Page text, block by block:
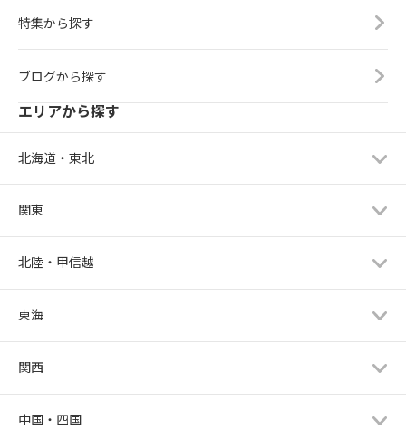
特集から探す
ブログから探す
エリアから探す
北海道・東北
関東
北陸・甲信越
東海
関西
中国・四国